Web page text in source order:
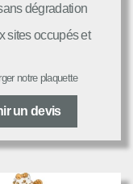
dégradation
sites occupés et
notre plaquette
un devis